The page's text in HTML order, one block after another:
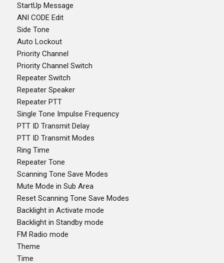
StartUp Message
ANI CODE Edit
Side Tone
Auto Lockout
Priority Channel
Priority Channel Switch
Repeater Switch
Repeater Speaker
Repeater PTT
Single Tone Impulse Frequency
PTT ID Transmit Delay
PTT ID Transmit Modes
Ring Time
Repeater Tone
Scanning Tone Save Modes
Mute Mode in Sub Area
Reset Scanning Tone Save Modes
Backlight in Activate mode
Backlight in Standby mode
FM Radio mode
Theme
Time